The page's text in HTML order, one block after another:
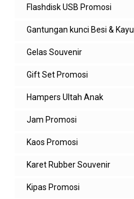
Flashdisk USB Promosi
Gantungan kunci Besi & Kayu
Gelas Souvenir
Gift Set Promosi
Hampers Ultah Anak
Jam Promosi
Kaos Promosi
Karet Rubber Souvenir
Kipas Promosi